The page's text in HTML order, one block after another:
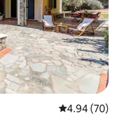
औसत रेटिंग 5 में
4.94 (70)